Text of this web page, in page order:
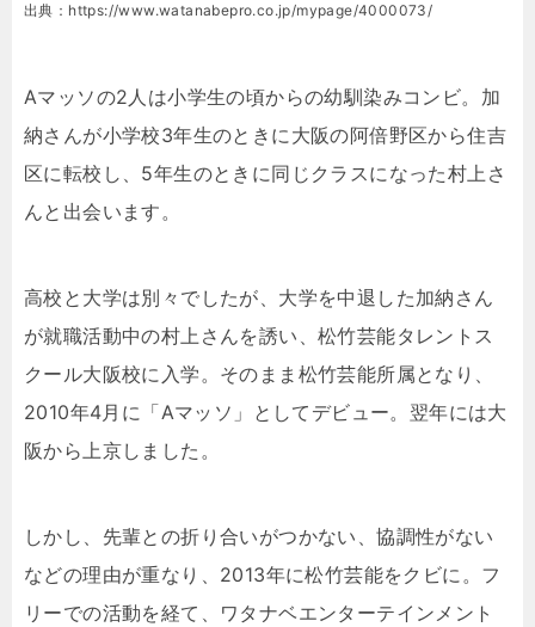
出典：https://www.watanabepro.co.jp/mypage/4000073/
Aマッソの2人は小学生の頃からの幼馴染みコンビ。加
納さんが小学校3年生のときに大阪の阿倍野区から住吉
区に転校し、5年生のときに同じクラスになった村上さ
んと出会います。
高校と大学は別々でしたが、大学を中退した加納さん
が就職活動中の村上さんを誘い、松竹芸能タレントス
クール大阪校に入学。そのまま松竹芸能所属となり、
2010年4月に「Aマッソ」としてデビュー。翌年には大
阪から上京しました。
しかし、先輩との折り合いがつかない、協調性がない
などの理由が重なり、2013年に松竹芸能をクビに。フ
リーでの活動を経て、ワタナベエンターテインメント